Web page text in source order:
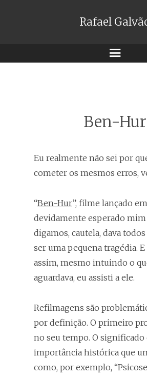
Rafael
Menu
Ben-Hur
Eu realmente não sei por
cometer os mesmos erros,
“Ben-Hur”, filme lançado
devidamente esperado mim
digamos, cautela, dava
ser uma pequena tragédia.
assim, mesmo intuindo o
aguardava, eu assisti a ele.
Refilmagens são
por definição. O primeiro
no seu tempo. O significado
importância histórica que
como, por exemplo,